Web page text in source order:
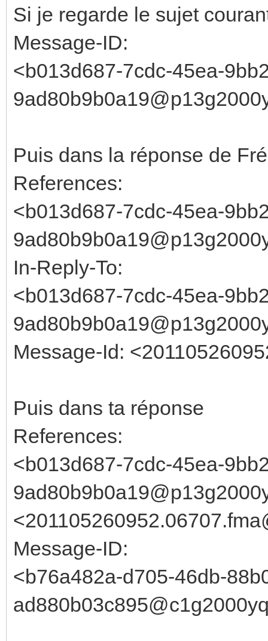
Si je regarde le sujet
Message-ID:
<b013d687-7cdc-45ea-
Puis dans la réponse de
References:
<b013d687-7cdc-45ea-
In-Reply-To:
<b013d687-7cdc-45ea-
Message-Id:
Puis dans ta réponse
References:
<b013d687-7cdc-45ea-
Message-ID:
<b76a482a-d705-46db-